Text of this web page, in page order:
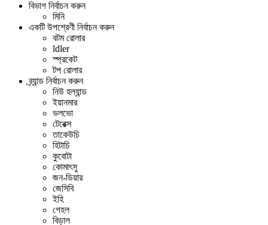
বিভাগ নির্বাচন করুন
মিনি
একটি উপশ্রেণী নির্বাচন করুন
বটম রোলার
ldler
স্প্রকেট
টপ রোলার
ব্র্যান্ড নির্বাচন করুন
নিউ হল্যান্ড
ইয়ানমার
ভলভো
টেরেক্স
তাকেউচি
হিটাচি
কুবোটা
কোমাৎসু
জন-ডিয়ার
জেসিবি
ইহি
গেহল
বিড়াল